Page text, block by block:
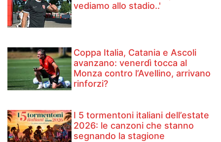
vediamo allo stadio..'
Coppa Italia, Catania e Ascoli
avanzano: venerdì tocca al
Monza contro l’Avellino, arrivano
rinforzi?
I 5 tormentoni italiani dell’estate
2026: le canzoni che stanno
segnando la stagione